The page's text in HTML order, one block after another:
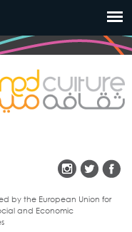
by the European Union for
and Economic